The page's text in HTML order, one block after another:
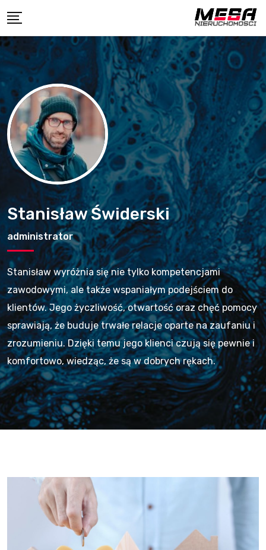
to
content
Stanisław Świderski
administrator
Stanisław wyróżnia się nie tylko kompetencjami
zawodowymi, ale także wspaniałym podejściem do
klientów. Jego życzliwość, otwartość oraz chęć pomocy
sprawiają, że buduje trwałe relacje oparte na zaufaniu i
zrozumieniu. Dzięki temu jego klienci czują się pewnie i
komfortowo, wiedząc, że są w dobrych rękach.